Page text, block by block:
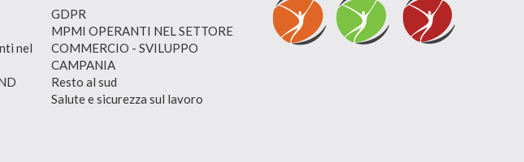
nel
GDPR
MPMI OPERANTI NEL SETTORE
COMMERCIO - SVILUPPO
CAMPANIA
Resto al sud
Salute e sicurezza sul lavoro